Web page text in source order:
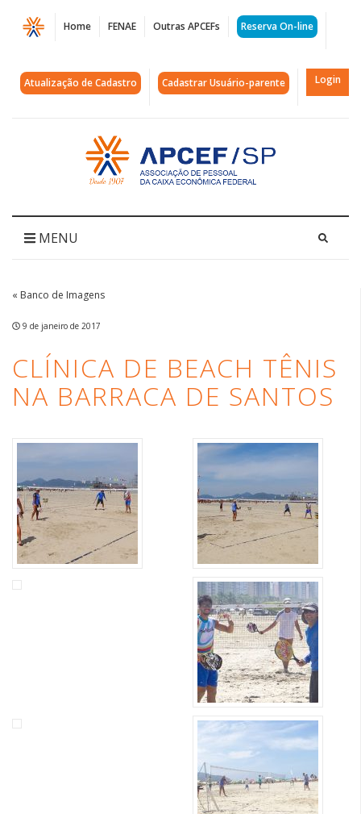
Página
Clínica
de
de
|
APCEF/SP
Home FENAE Outras APCEFs Reserva On-line
Atualização de Cadastro Cadastrar Usuário-parente Login
Acessar
página
inicial
MENU
« Banco de Imagens
9 de janeiro de 2017
CLÍNICA DE BEACH TÊNIS
NA BARRACA DE SANTOS